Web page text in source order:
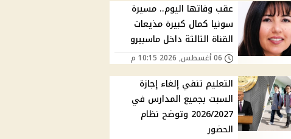
عقب وفاتها اليوم.. مسيرة
سونيا كمال كبيرة مذيعات
القناة الثالثة داخل ماسبيرو
06 أغسطس, 2026 10:15 م
التعليم تنفي إلغاء إجازة
السبت بجميع المدارس في
2026/2027 وتوضح نظام
الحضور